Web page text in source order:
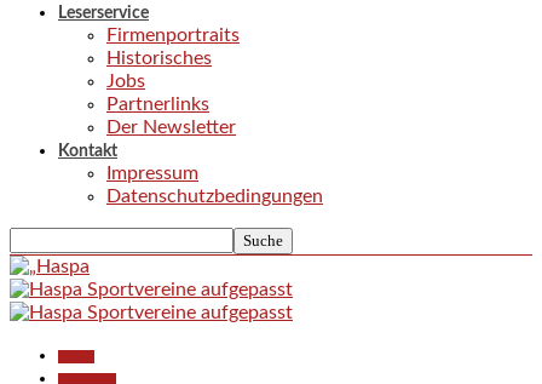
Leserservice
Firmenportraits
Historisches
Jobs
Partnerlinks
Der Newsletter
Kontakt
Impressum
Datenschutzbedingungen